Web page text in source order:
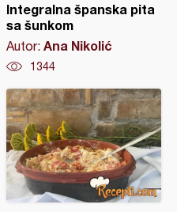
Integralna španska pita
sa šunkom
Autor: Ana Nikolić
1344